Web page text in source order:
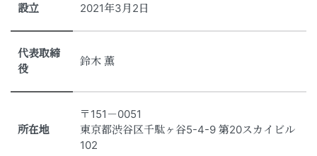
設立 2021年3月2日
代表取締
役
鈴木 薫
所在地
〒151－0051
東京都渋谷区千駄ヶ谷5-4-9 第20スカイビル
102